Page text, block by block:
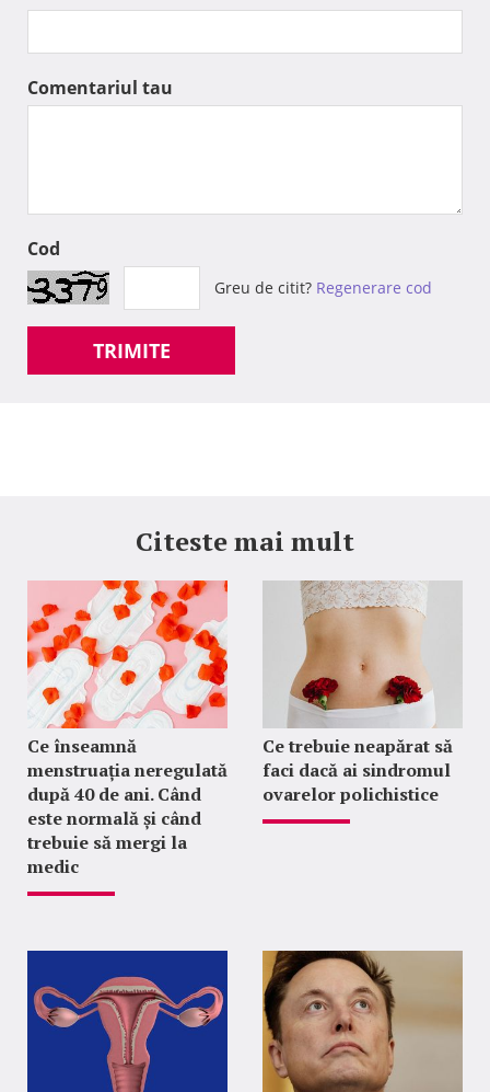
Comentariul tau
Cod
Greu de citit? Regenerare cod
TRIMITE
Citeste mai mult
Ce înseamnă
menstruația neregulată
după 40 de ani. Când
este normală și când
trebuie să mergi la
medic
Ce trebuie neapărat să
faci dacă ai sindromul
ovarelor polichistice